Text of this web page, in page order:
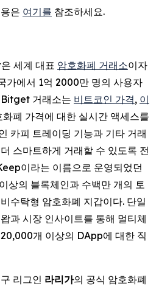
은 여기를 참조하세요.
세계 대표 암호화폐 거래소이자
가에서 1억 2000만 명의 사용자
거래소는 비트코인 가격, 이
화폐 가격에 대한 실시간 액세스를
카피 트레이딩 기능과 기타 거래
스마트하게 거래할 수 있도록 전
이라는 이름으로 운영되었던
상의 블록체인과 수백만 개의 토
수탁형 암호화폐 지갑이다. 단일
과 시장 인사이트를 통해 멀티체
개 이상의 DApp에 대한 직
리그인 라리가의 공식 암호화폐